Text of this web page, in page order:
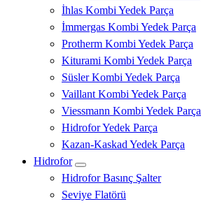
İhlas Kombi Yedek Parça
İmmergas Kombi Yedek Parça
Protherm Kombi Yedek Parça
Kiturami Kombi Yedek Parça
Süsler Kombi Yedek Parça
Vaillant Kombi Yedek Parça
Viessmann Kombi Yedek Parça
Hidrofor Yedek Parça
Kazan-Kaskad Yedek Parça
Hidrofor
Hidrofor Basınç Şalter
Seviye Flatörü